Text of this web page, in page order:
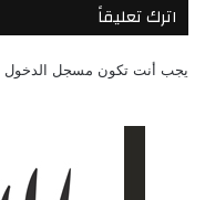
اترك تعليقاً
يجب أنت تكون مسجل الدخول